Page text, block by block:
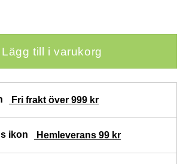
Lägg till i varukorg
Fri frakt över 999 kr
Hemleverans 99 kr